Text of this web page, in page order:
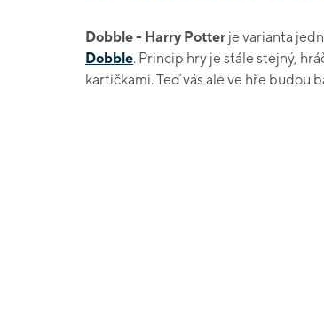
Dobble - Harry Potter je varianta
Dobble. Princip hry je stále stejný,
kartičkami. Teď vás ale ve hře budou